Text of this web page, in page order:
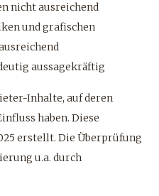
nicht ausreichend
und grafischen
aussagekräftig
Inhalte, auf deren
haben. Diese
erstellt. Die Überprüfung
u.a. durch